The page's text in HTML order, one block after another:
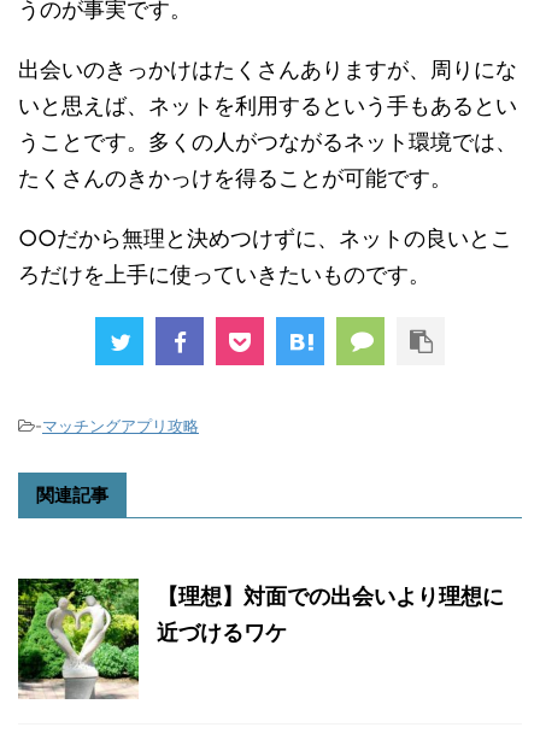
うのが事実です。
出会いのきっかけはたくさんありますが、周りにな
いと思えば、ネットを利用するという手もあるとい
うことです。多くの人がつながるネット環境では、
たくさんのきかっけを得ることが可能です。
○○だから無理と決めつけずに、ネットの良いとこ
ろだけを上手に使っていきたいものです。
-マッチングアプリ攻略
関連記事
【理想】対面での出会いより理想に
近づけるワケ